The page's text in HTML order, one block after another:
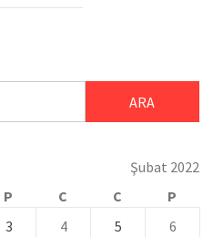
Şubat 2022
P C C
P
3 4 5 6